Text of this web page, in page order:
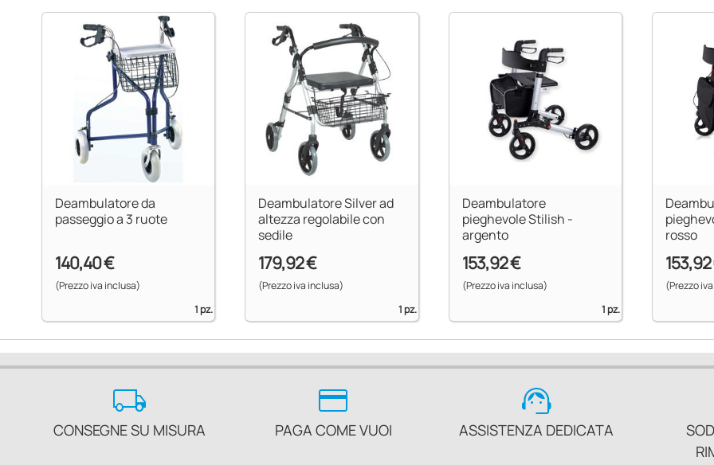
Deambulatore da
passeggio a 3 ruote
140,40 €
(Prezzo iva inclusa)
1 pz.
Deambulatore Silver ad
altezza regolabile con
sedile
179,92 €
(Prezzo iva inclusa)
1 pz.
Deambulatore
pieghevole Stilish -
argento
153,92 €
(Prezzo iva inclusa)
1 pz.
rosso
(Prezzo
local_shipping
CONSEGNE SU MISURA
credit_card
PAGA COME VUOI
support_agent
ASSISTENZA DEDICATA